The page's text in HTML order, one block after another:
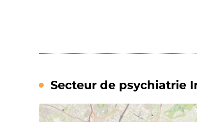
Secteur de psychiatrie